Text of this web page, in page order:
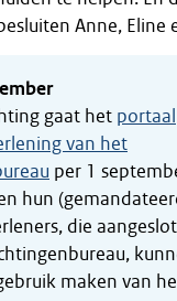
Anne, Eline
gaat het portaal
van het
per 1
hun
die
maken van